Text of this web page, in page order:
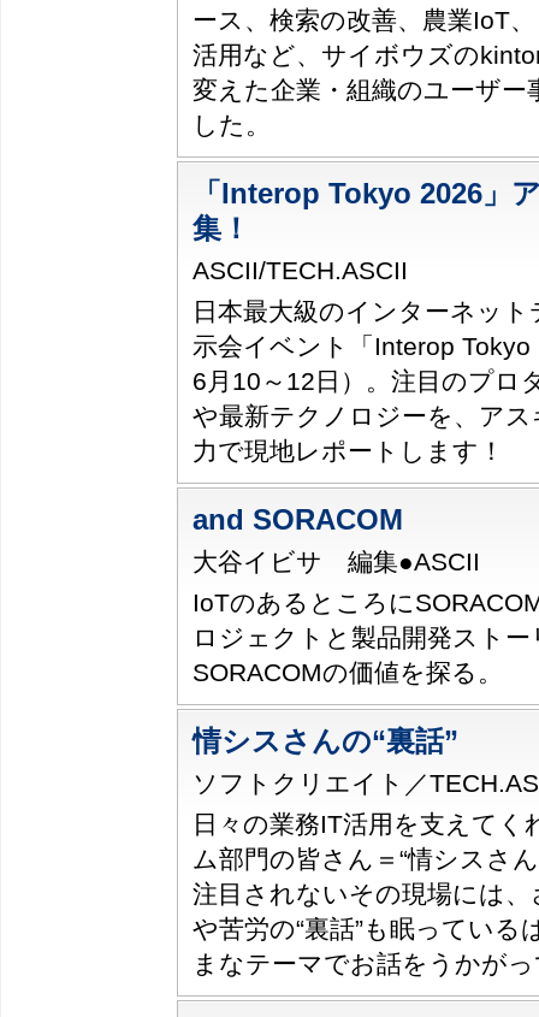
ース、検索の改善、農業IoT
活用など、サイボウズの
変えた企業・組織のユーザー
した。
「Interop Tokyo 2026」
集！
ASCII/TECH.ASCII
日本最大級のインターネッ
示会イベント「Interop
6月10～12日）。注目のプロ
や最新テクノロジーを、アス
力で現地レポートします！
and SORACOM
大谷イビサ 編集●ASCII
IoTのあるところに
ロジェクトと製品開発スト
SORACOMの価値を探る。
情シスさんの“裏話”
ソフトクリエイト／
日々の業務IT活用を支えてく
ム部門の皆さん＝“情シスさ
注目されないその現場には
や苦労の“裏話”も眠っている
まなテーマでお話をうかが